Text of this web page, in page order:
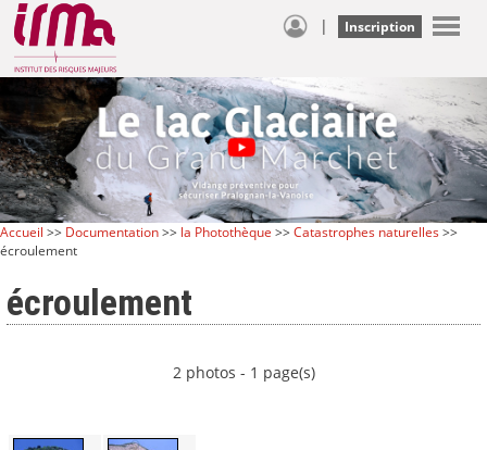
| Inscription
Accueil >> Documentation>> la Photothèque >>Catastrophes naturelles>>
écroulement
écroulement
2 photos - 1 page(s)